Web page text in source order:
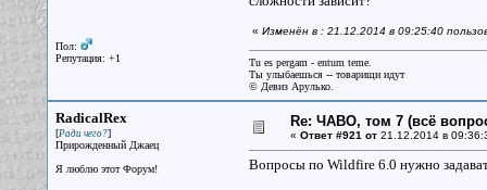
Пол:
Репутация: +1
« Изменён в : 21.12.2014 в 09:25:40
Tu es pergam - entum teme.
Ты улыбаешься -- товарищи идут
© Девиз Арулько.
RadicalRex
[Ради чего?]
Прирожденный Джаец
Я люблю этот Форум!
Re: ЧАВО, том 7 (всё
« Ответ #921 от21.12.2014 в
Вопросы по Wildfire 6.0 нужно